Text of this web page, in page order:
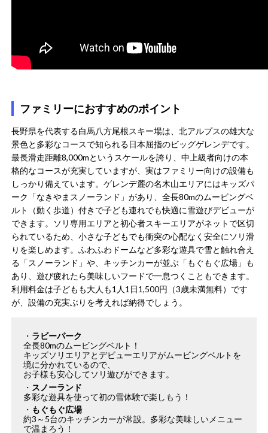
ファミリーにおすすめのポイント
長野県を代表する白馬八方尾根スキー場は、北アルプスの雄大な
景色と多彩なコースで知られる日本屈指のビッグゲレンデです。
最長滑走距離8,000mというスケールを誇り​、中上級者向けの本
格的なコースが充実していますが、実はファミリー向けの設備も
しっかり備えています。ゲレンデ麓の名木山エリアにはキッズパ
ーク「なきやまスノーランド」があり、全長80mのムービングベ
ルト（動く歩道）付きで子ども連れでも快適に雪遊びデビューが
できます​。ソリ専用エリアと初心者スキーエリアがネットで区切
られているため、小さな子どもでも衝突の心配なく安全にソリ滑
りを楽しめます​。ふわふわドームなど多彩な遊具で雪と触れ合え
る「スノーランド」や、キッチンカーが並ぶ「もぐもぐ広場」も
あり、遊び疲れたら美味しいフードで一息つくこともできます​。
利用料金は子どもも大人も1人1日1,500円（3歳未満無料）です
が、設備の充実ぶりを考えれば納得でしょう​。
ラビーパーク
全長80mのムービングベルト！
キッズソリエリアとデビューエリアがムービングベルトを
境に分かれているので、
お子様も安心してソリ遊びができます。
スノーランド
多彩な遊具を使って初の雪体験で楽しもう！
もぐもぐ広場
約3～5台のキッチンカーが常設。多彩な美味しいメニュー
で温まろう！